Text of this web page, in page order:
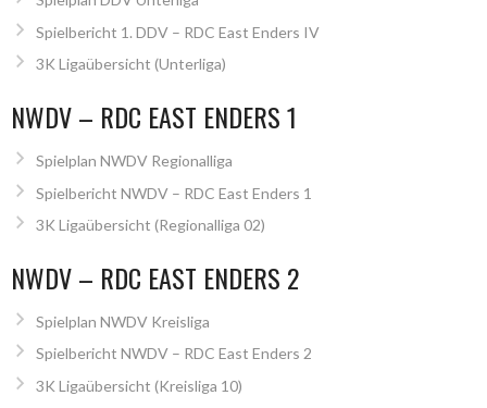
Spielbericht 1. DDV – RDC East Enders IV
3K Ligaübersicht (Unterliga)
NWDV – RDC EAST ENDERS 1
Spielplan NWDV Regionalliga
Spielbericht NWDV – RDC East Enders 1
3K Ligaübersicht (Regionalliga 02)
NWDV – RDC EAST ENDERS 2
Spielplan NWDV Kreisliga
Spielbericht NWDV – RDC East Enders 2
3K Ligaübersicht (Kreisliga 10)